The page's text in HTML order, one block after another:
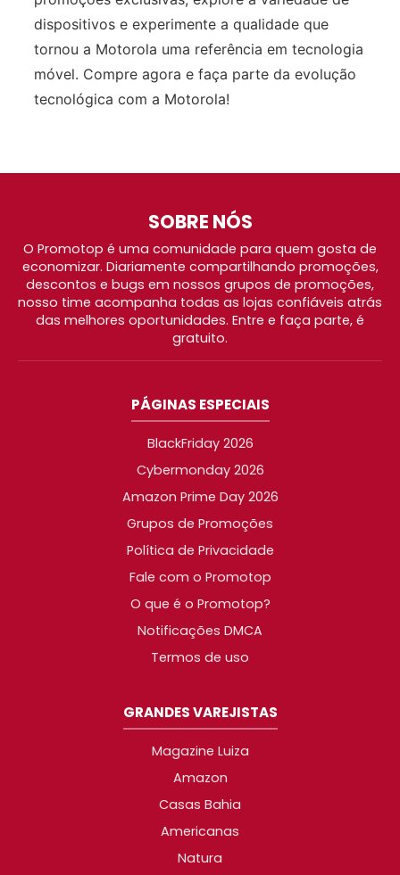
dispositivos e experimente a qualidade que
tornou a Motorola uma referência em tecnologia
móvel. Compre agora e faça parte da evolução
tecnológica com a Motorola!
SOBRE NÓS
O Promotop é uma comunidade para quem gosta de
economizar. Diariamente compartilhando promoções,
descontos e bugs em nossos grupos de promoções,
nosso time acompanha todas as lojas confiáveis atrás
das melhores oportunidades. Entre e faça parte, é
gratuito.
PÁGINAS ESPECIAIS
BlackFriday 2026
Cybermonday 2026
Amazon Prime Day 2026
Grupos de Promoções
Política de Privacidade
Fale com o Promotop
O que é o Promotop?
Notificações DMCA
Termos de uso
GRANDES VAREJISTAS
Magazine Luiza
Amazon
Casas Bahia
Americanas
Natura